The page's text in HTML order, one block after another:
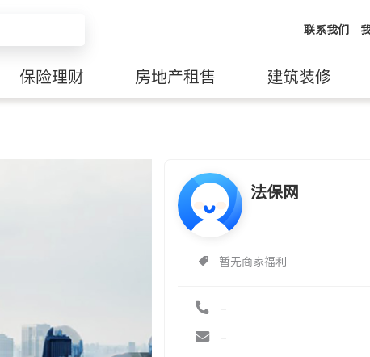
联系我们
保险理财 房地产租售 建筑装修
法保网
暂无商家福利
-
-